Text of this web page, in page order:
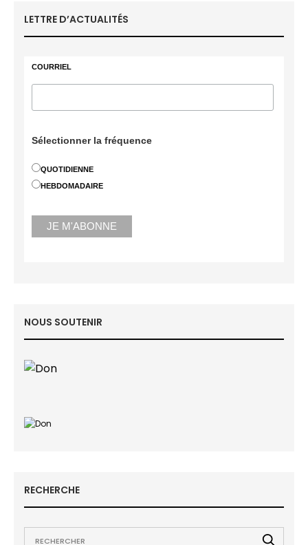
LETTRE D’ACTUALITÉS
COURRIEL
Sélectionner la fréquence
QUOTIDIENNE
HEBDOMADAIRE
NOUS SOUTENIR
RECHERCHE